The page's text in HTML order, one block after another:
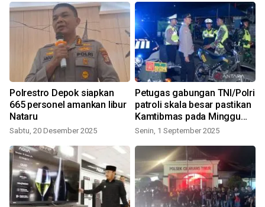
Polrestro Depok siapkan
665 personel amankan libur
Nataru
Sabtu, 20 Desember 2025
Petugas gabungan TNI/Polri
patroli skala besar pastikan
Kamtibmas pada Minggu
malam
Senin, 1 September 2025